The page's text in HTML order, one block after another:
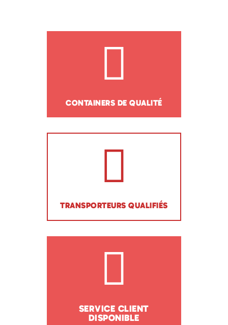
CONTAINERS DE QUALITÉ
TRANSPORTEURS QUALIFIÉS
SERVICE CLIENT
DISPONIBLE